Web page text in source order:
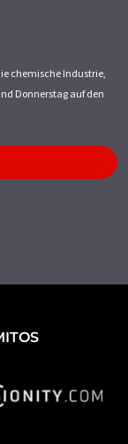
chemische Industrie,
Donnerstag auf den